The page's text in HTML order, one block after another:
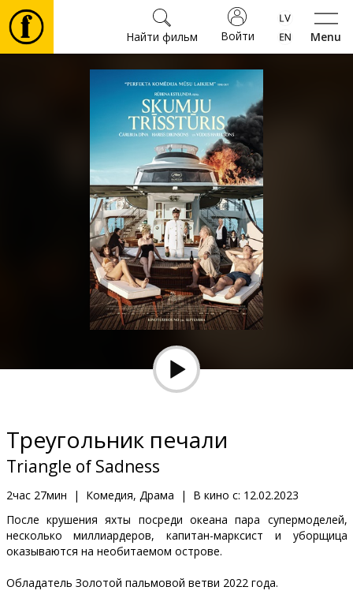
Menu
Войти
Найти фильм
Фильмы
Культура
Мероприятия
Новости
Подарки
Клуб
Треугольник печали
Triangle of Sadness
2час 27мин | Комедия, Драма | В кино с: 12.02.2023
После крушения яхты посреди океана пара супермоделей,
несколько миллиардеров, капитан-марксист и уборщица
оказываются на необитаемом острове.
Обладатель Золотой пальмовой ветви 2022 года.